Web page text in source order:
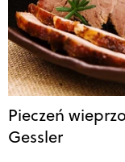
Pieczeń
Gessler